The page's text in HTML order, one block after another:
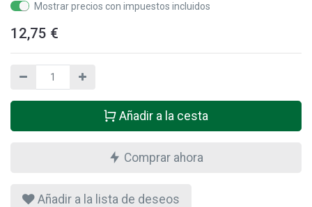
Mostrar precios con impuestos incluidos
12,75 €
Añadir a la cesta
Comprar ahora
Añadir a la lista de deseos